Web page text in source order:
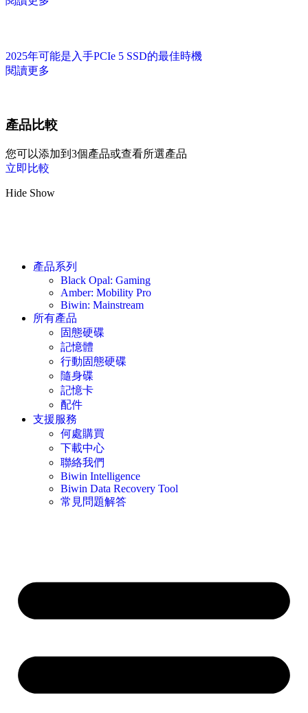
2025年可能是入手PCIe 5 SSD的最佳時機
閱讀更多
產品比較
您可以添加到3個產品或查看所選產品
立即比較
Hide Show
產品系列
Black Opal: Gaming
Amber: Mobility Pro
Biwin: Mainstream
所有產品
固態硬碟
記憶體
行動固態硬碟
隨身碟
記憶卡
配件
支援服務
何處購買
下載中心
聯絡我們
Biwin Intelligence
Biwin Data Recovery Tool
常見問題解答